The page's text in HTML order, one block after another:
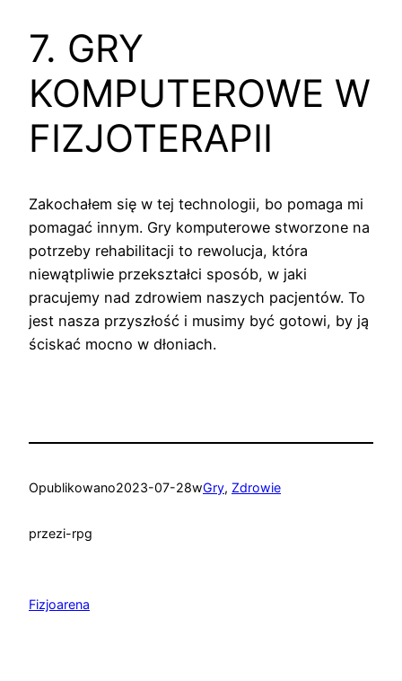
7. GRY
KOMPUTEROWE W
FIZJOTERAPII
Zakochałem się w tej technologii, bo pomaga mi
pomagać innym. Gry komputerowe stworzone na
potrzeby rehabilitacji to rewolucja, która
niewątpliwie przekształci sposób, w jaki
pracujemy nad zdrowiem naszych pacjentów. To
jest nasza przyszłość i musimy być gotowi, by ją
ściskać mocno w dłoniach.
Opublikowano2023-07-28wGry, Zdrowie
przezi-rpg
Fizjoarena